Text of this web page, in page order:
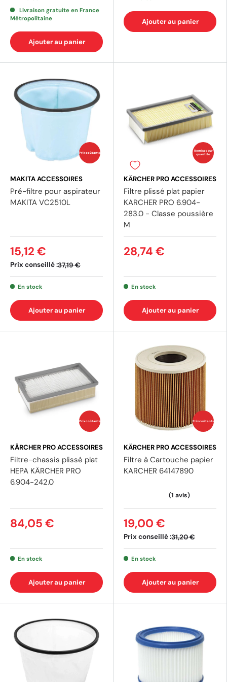
(1 avis)
Livraison gratuite en France
Métropolitaine
Ajouter au panier
Ajouter au panier
Prix coûtants
MAKITA ACCESSOIRES
Pré-filtre pour aspirateur
MAKITA VC2510L
Prix conseillé :37,19 €
15,12 €
En stock
Ajouter au panier
Remises sur
quantité
KÄRCHER PRO ACCESSOIRES
Filtre plissé plat papier
KARCHER PRO 6.904-
283.0 - Classe poussière
M
28,74 €
En stock
Ajouter au panier
Prix coûtants
KÄRCHER PRO ACCESSOIRES
Filtre-chassis plissé plat
HEPA KÄRCHER PRO
6.904-242.0
84,05 €
En stock
Ajouter au panier
Prix coûtants
KÄRCHER PRO ACCESSOIRES
Filtre à Cartouche papier
KARCHER 64147890
Prix conseillé :31,20 €
19,00 €
En stock
Ajouter au panier